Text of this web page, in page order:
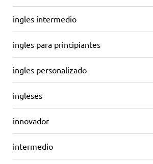
ingles intermedio
ingles para principiantes
ingles personalizado
ingleses
innovador
intermedio